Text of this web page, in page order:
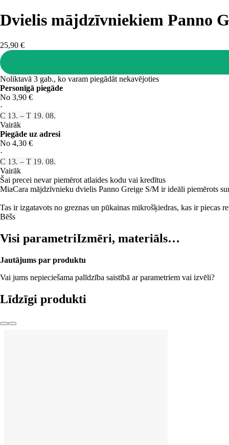
Dvielis mājdzīvniekiem Panno
25,90 €
Noliktavā 3 gab., ko varam piegādāt nekavējoties
Personīgā piegāde
No 3,90 €
·
C 13. – T 19. 08.
Vairāk
Piegāde uz adresi
No 4,30 €
·
C 13. – T 19. 08.
Vairāk
Šai precei nevar piemērot atlaides kodu vai kredītus
MiaCara mājdzīvnieku dvielis Panno Greige S/M ir ideāli piemērots
Tas ir izgatavots no greznas un pūkainas mikrošķiedras, kas ir
Bēšs
Visi parametriIzmēri, materiāls…
Jautājums par produktu
Vai jums nepieciešama palīdzība saistībā ar parametriem vai izvēli?
Līdzīgi produkti